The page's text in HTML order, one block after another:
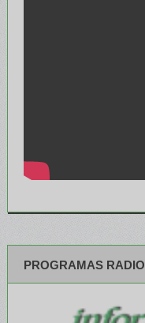
PROGRAMAS RADIO